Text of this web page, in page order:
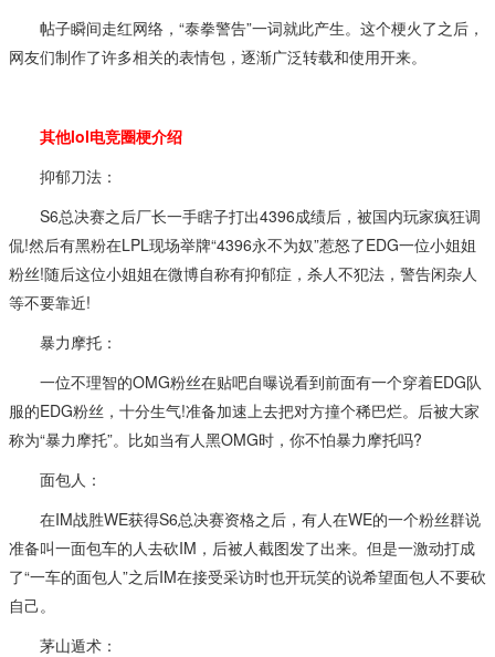
帖子瞬间走红网络，“泰拳警告”一词就此产生。这个梗火了之后，
网友们制作了许多相关的表情包，逐渐广泛转载和使用开来。
其他lol电竞圈梗介绍
抑郁刀法：
S6总决赛之后厂长一手瞎子打出4396成绩后，被国内玩家疯狂调
侃!然后有黑粉在LPL现场举牌“4396永不为奴”惹怒了EDG一位小姐姐
粉丝!随后这位小姐姐在微博自称有抑郁症，杀人不犯法，警告闲杂人
等不要靠近!
暴力摩托：
一位不理智的OMG粉丝在贴吧自曝说看到前面有一个穿着EDG队
服的EDG粉丝，十分生气!准备加速上去把对方撞个稀巴烂。后被大家
称为“暴力摩托”。比如当有人黑OMG时，你不怕暴力摩托吗?
面包人：
在IM战胜WE获得S6总决赛资格之后，有人在WE的一个粉丝群说
准备叫一面包车的人去砍IM，后被人截图发了出来。但是一激动打成
了“一车的面包人”之后IM在接受采访时也开玩笑的说希望面包人不要砍
自己。
茅山遁术：